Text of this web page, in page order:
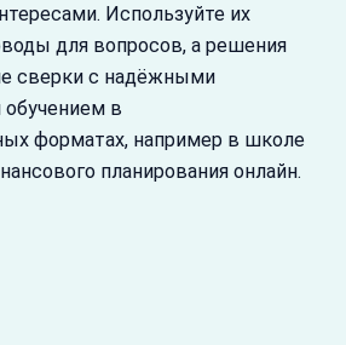
Используйте их
для вопросов, а решения
сверки с надёжными
обучением в
форматах, например в школе
планирования онлайн.